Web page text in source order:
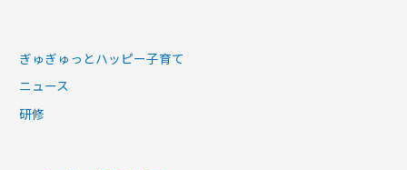
ぎゅぎゅっとハッピー子育て
ニュース
研修